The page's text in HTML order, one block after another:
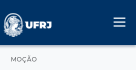
Categorias
MOÇÃO